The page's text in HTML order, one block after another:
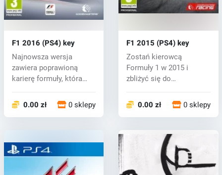
F1 2016 (PS4) key
Najnowsza wersja
zawiera poprawioną
karierę formuły, która
0.00 zł 0 sklepy
F1 2015 (PS4) key
Zostań kierowcą
Formuły 1 w 2015 i
zbliżyć się do
kiedykolwi...
0.00 zł 0 sklepy